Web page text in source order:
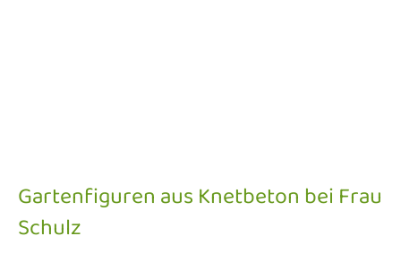
Gartenfiguren aus Knetbeton bei Frau
Schulz